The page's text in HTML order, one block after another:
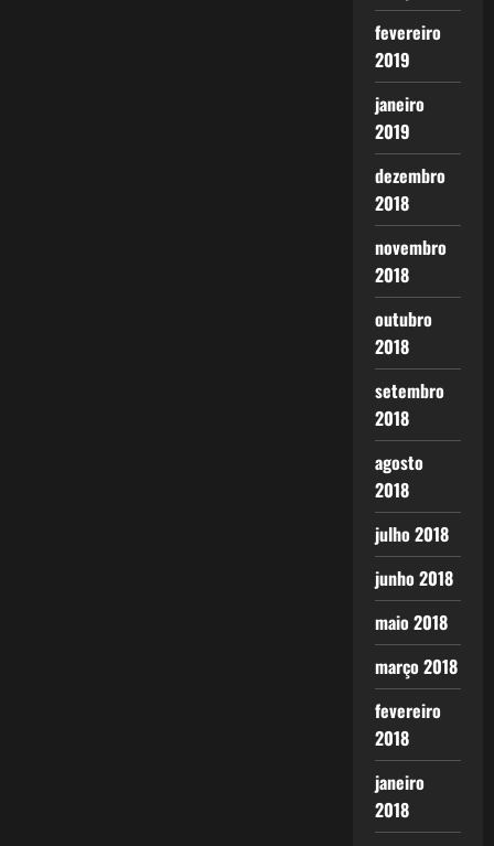
fevereiro
2019
janeiro
2019
dezembro
2018
novembro
2018
outubro
2018
setembro
2018
agosto
2018
julho 2018
junho 2018
maio 2018
março 2018
fevereiro
2018
janeiro
2018